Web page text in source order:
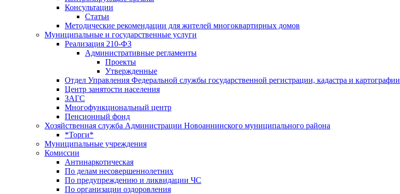
Консультации
Статьи
Методические рекомендации для жителей многоквартирных домов
Муниципальные и государственные услуги
Реализация 210-ФЗ
Административные регламенты
Проекты
Утвержденные
Отдел Управления Федеральной службы государственной регистрации, кадастра и картографии
Центр занятоcти населения
ЗАГС
Многофункциональный центр
Пенсионный фонд
Хозяйственная служба Администрации Новоаннинского муниципального района
*Торги*
Муниципальные учреждения
Комиссии
Антинаркотическая
По делам несовершеннолетних
По предупреждению и ликвидации ЧС
По организации оздоровления